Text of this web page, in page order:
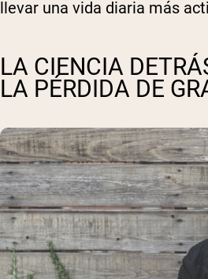
llevar una vida diaria más
LA CIENCIA
LA PÉRDIDA DE